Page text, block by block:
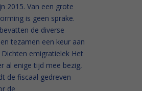
2015. Van een grote
is geen sprake.
de diverse
tezamen een keur aan
emigratielek Het
al enige tijd mee bezig,
de fiscaal gedreven
de